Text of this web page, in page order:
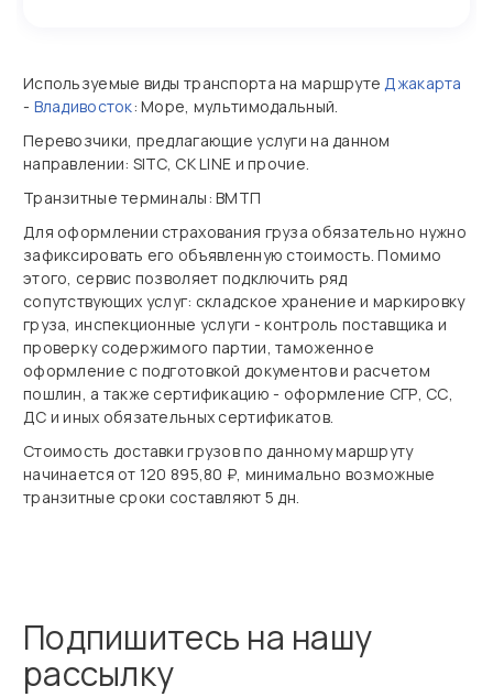
Используемые виды транспорта на маршрутеДжакарта
- Владивосток: Море, мультимодальный.
Перевозчики, предлагающие услуги на данном
направлении: SITC, CK LINE и прочие.
Транзитные терминалы: ВМТП
Для оформлении страхования груза обязательно нужно
зафиксировать его объявленную стоимость. Помимо
этого, сервис позволяет подключить ряд
сопутствующих услуг: складское хранение и маркировку
груза, инспекционные услуги - контроль поставщика и
проверку содержимого партии, таможенное
оформление с подготовкой документов и расчетом
пошлин, а также сертификацию - оформление СГР, СС,
ДС и иных обязательных сертификатов.
Стоимость доставки грузов по данному маршруту
начинается от 120 895,80 ₽, минимально возможные
транзитные сроки составляют 5 дн.
Подпишитесь на нашу
рассылку